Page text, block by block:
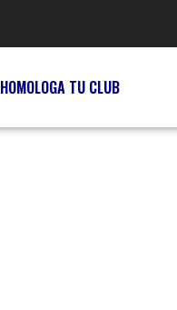
HOMOLOGA TU CLUB